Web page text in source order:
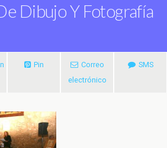
Dibujo Y Fotografía
Pin
Correo
electrónico
SMS